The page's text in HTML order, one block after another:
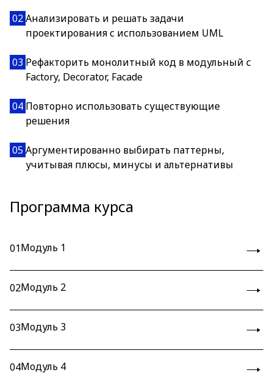
02Анализировать и решать задачи
проектирования с использованием UML
03 Рефакторить монолитный код в модульный с
Factory, Decorator, Facade
04 Повторно использовать существующие
решения
05Аргументированно выбирать паттерны,
учитывая плюсы, минусы и альтернативы
Программа курса
01Модуль 1
02Модуль 2
03Модуль 3
04Модуль 4